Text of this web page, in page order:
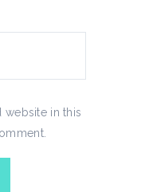
website in this